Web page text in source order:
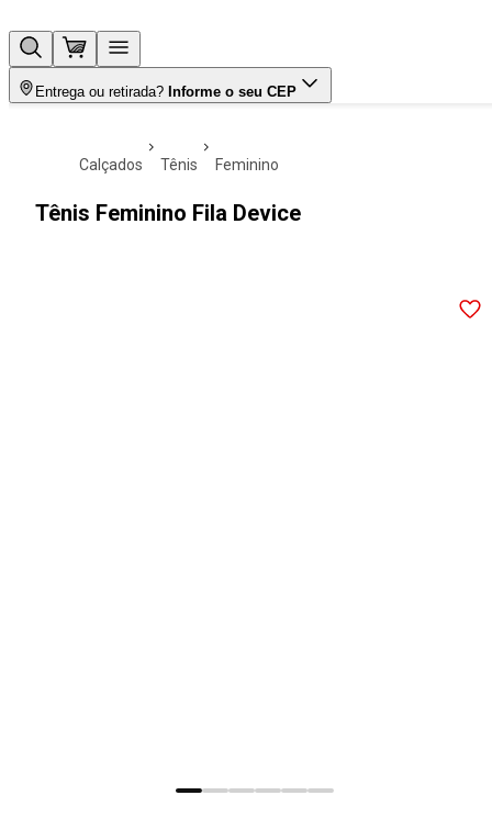
Entrega ou retirada? Informe o seu CEP
calçados tênis feminino
Tênis Feminino Fila Device